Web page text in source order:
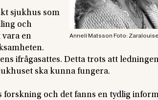
Anneli Matsson Foto:
sjukhus som
och
en
ifrågasattes. Detta trots att
ska kunna fungera.
och det fanns en tydlig